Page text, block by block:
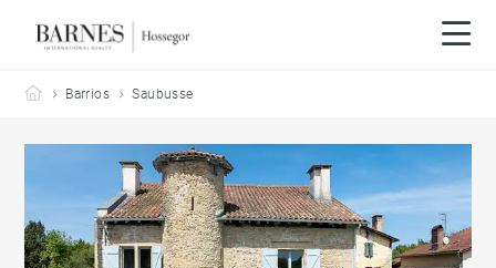
Barnes Hossegor
Barrios Saubusse